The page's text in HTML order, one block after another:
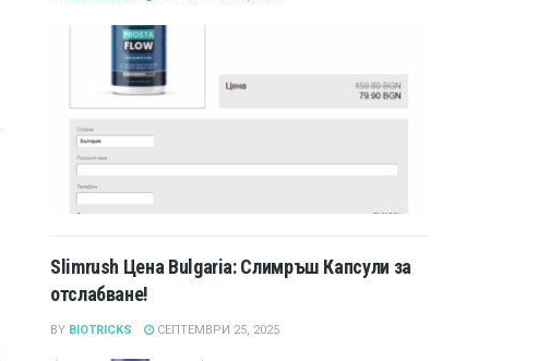
Slimrush Цена Bulgaria: Слимръш Капсули за
отслабване!
BY BIOTRICKS СЕПТЕМВРИ 25, 2025